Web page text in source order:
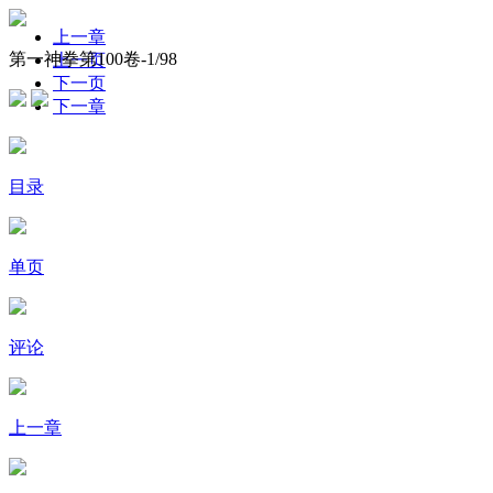
第一神拳第100卷-1/98
上一章
上一页
下一页
下一章
目录
单页
评论
上一章